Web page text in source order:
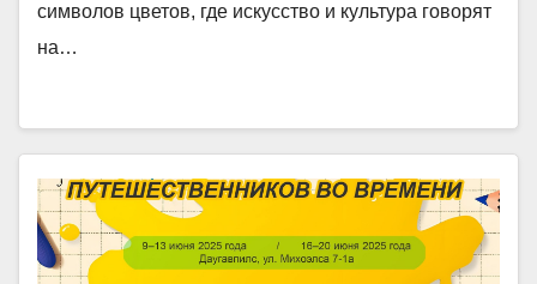
символов цветов, где искусство и культура говорят
на…